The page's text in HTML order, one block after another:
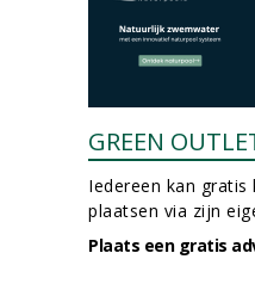
GREEN
Iedereen kan gratis
plaatsen via zijn
Plaats een gratis